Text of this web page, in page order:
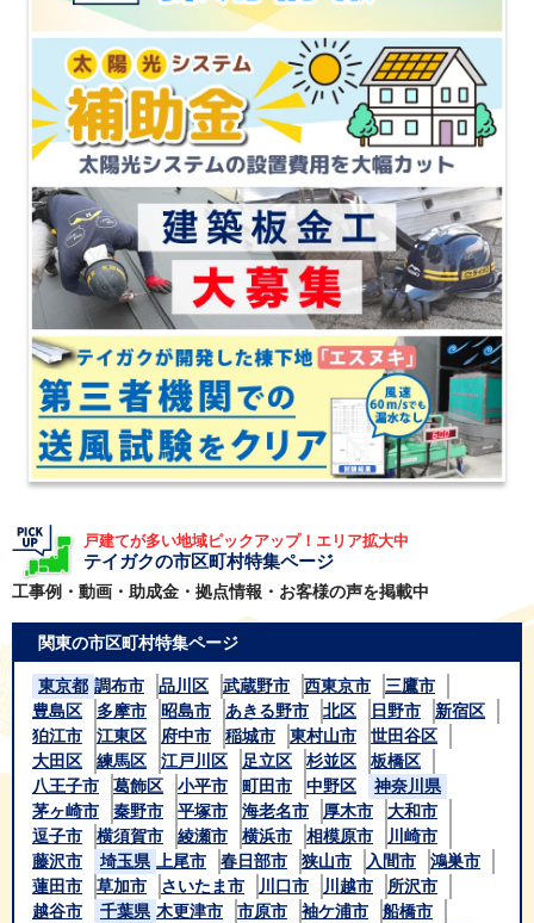
戸建てが多い地域ピックアップ！エリア拡大中
テイガクの市区町村特集ページ
工事例・動画・助成金・拠点情報・お客様の声を掲載中
関東の市区町村特集ページ
東京都 調布市 品川区 武蔵野市 西東京市
三鷹市
豊島区
多摩市 昭島市 あきる野市 北区 日野市
新宿区
狛江市
江東区 府中市 稲城市 東村山市
世田谷区
大田区
練馬区 江戸川区 足立区 杉並区
板橋区
八王子市
葛飾区 小平市 町田市 中野区
神奈川県
茅ヶ崎市
秦野市 平塚市 海老名市 厚木市
大和市
逗子市
横須賀市 綾瀬市 横浜市 相模原市
川崎市
藤沢市
埼玉県 上尾市 春日部市 狭山市 入間市
鴻巣市
蓮田市
草加市 さいたま市 川口市 川越市
所沢市
越谷市
千葉県 木更津市 市原市 袖ケ浦市
船橋市